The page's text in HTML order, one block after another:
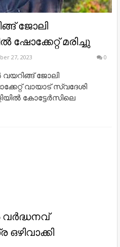
ജോലി
ഷോക്കേറ്റ് മരിച്ചു
27, 2023 0
ജോലി
വായാട് സ്വദേശി
കോട്ടേർസിലെ
വർദ്ധനവ്
ഒഴിവാക്കി